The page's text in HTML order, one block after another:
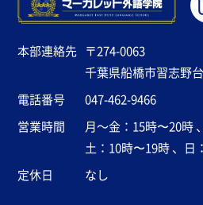
本部連絡先 〒274-0063
千葉県船橋市習志野
電話番号
047-462-9466
営業時間
月～金：15時〜20時 、
土：10時〜19時 、日
定休日
なし